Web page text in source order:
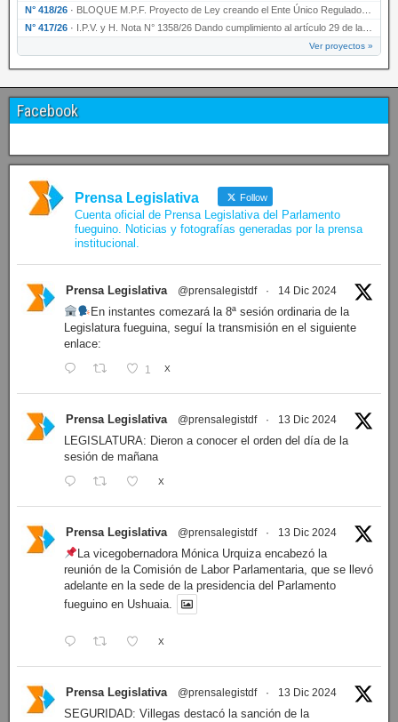
N° 418/26 · BLOQUE M.P.F. Proyecto de Ley creando el Ente Único Regulador de servicios públicos de la …
N° 417/26 · I.P.V. y H. Nota N° 1358/26 Dando cumplimiento al artículo 29 de la Ley provincial N° 1399…
Ver proyectos »
Facebook
Prensa Legislativa Follow
Cuenta oficial de Prensa Legislativa del Parlamento
fueguino. Noticias y fotografías generadas por la prensa
institucional.
Prensa Legislativa @prensalegistdf · 14 Dic 2024
En instantes comezará la 8ª sesión ordinaria de la
Legislatura fueguina, seguí la transmisión en el siguiente
enlace:
1 X
Prensa Legislativa @prensalegistdf · 13 Dic 2024
LEGISLATURA: Dieron a conocer el orden del día de la
sesión de mañana
X
Prensa Legislativa @prensalegistdf · 13 Dic 2024
La vicegobernadora Mónica Urquiza encabezó la
reunión de la Comisión de Labor Parlamentaria, que se llevó
adelante en la sede de la presidencia del Parlamento
fueguino en Ushuaia.
X
Prensa Legislativa @prensalegistdf · 13 Dic 2024
SEGURIDAD: Villegas destacó la sanción de la